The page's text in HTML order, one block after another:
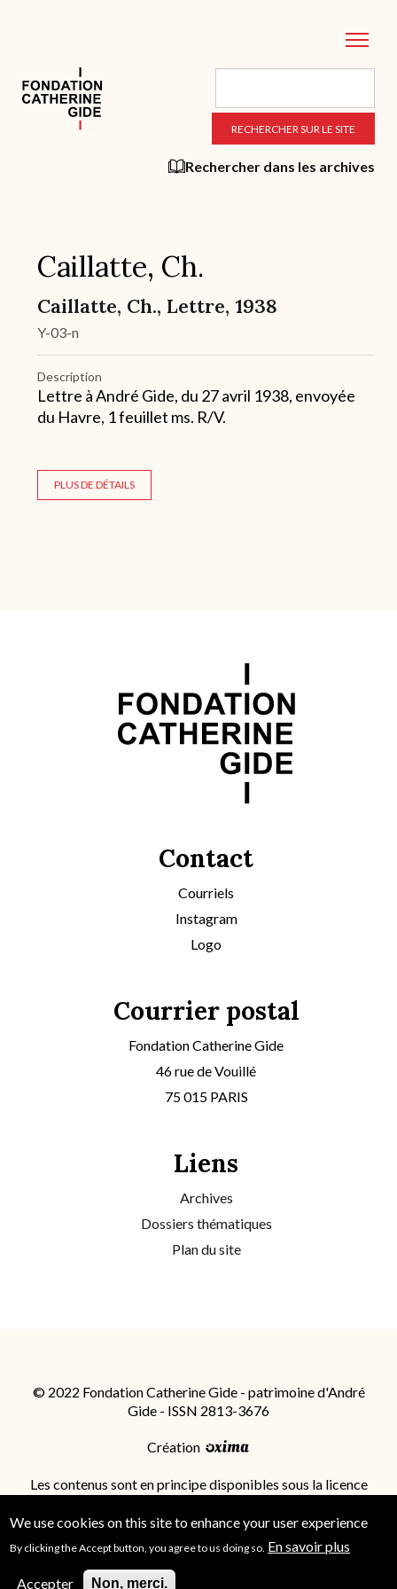
principal
Rechercher dans les archives
Caillatte, Ch.
Caillatte, Ch., Lettre, 1938
Y-03-n
Description
Lettre à André Gide, du 27 avril 1938, envoyée
du Havre, 1 feuillet ms. R/V.
PLUS DE DÉTAILS
Contact
Courriels
Instagram
Logo
Courrier postal
Fondation Catherine Gide
46 rue de Vouillé
75 015 PARIS
Liens
Archives
Dossiers thématiques
Plan du site
© 2022 Fondation Catherine Gide - patrimoine d'André
Gide - ISSN 2813-3676
Création
Les contenus sont en principe disponibles sous la licence
International (CC BY-SA 4.0); des conditions
supplémentaires peuvent s'appliquer.
We use cookies on this site to enhance your user experience
By clicking the Accept button, you agree to us doing so. En savoir plus
Accepter Non, merci.